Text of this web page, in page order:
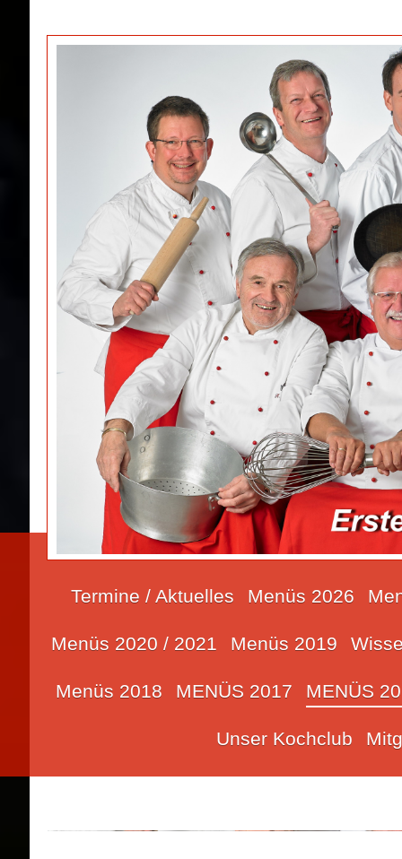
Termine / Aktuelles Menüs 2026
Menüs 2020 / 2021 Menüs 2019
Menüs 2018 MENÜS 2017 MENÜS
Unser Kochclub